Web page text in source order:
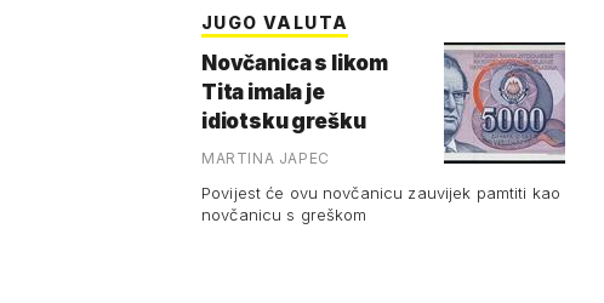
JUGO VALUTA
Novčanica s likom
Tita imala je
idiotsku grešku
MARTINA JAPEC
Povijest će ovu novčanicu zauvijek pamtiti kao
novčanicu s greškom